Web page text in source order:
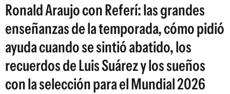
Ronald Araujo con Referí: las grandes
enseñanzas de la temporada, cómo pidió
ayuda cuando se sintió abatido, los
recuerdos de Luis Suárez y los sueños
con la selección para el Mundial 2026